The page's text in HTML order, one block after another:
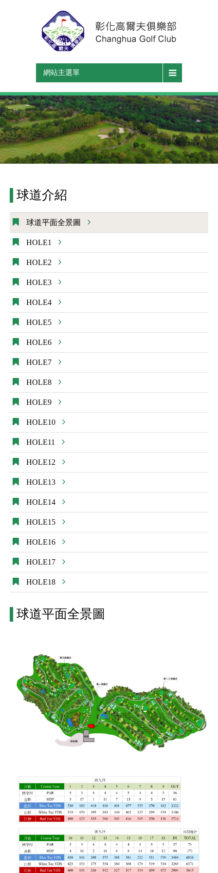
網站主選單
球道介紹
球道平面全景圖
HOLE1
HOLE2
HOLE3
HOLE4
HOLE5
HOLE6
HOLE7
HOLE8
HOLE9
HOLE10
HOLE11
HOLE12
HOLE13
HOLE14
HOLE15
HOLE16
HOLE17
HOLE18
球道平面全景圖